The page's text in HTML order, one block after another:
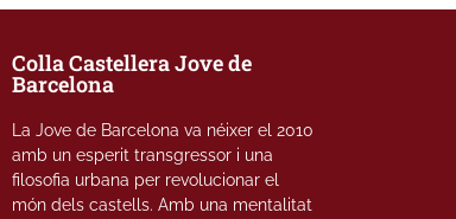
Colla Castellera Jove de
Barcelona
La Jove de Barcelona va néixer el 2010
amb un esperit transgressor i una
filosofia urbana per revolucionar el
món dels castells. Amb una mentalitat